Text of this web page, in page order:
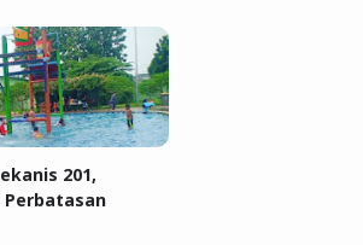
201,
Perbatasan